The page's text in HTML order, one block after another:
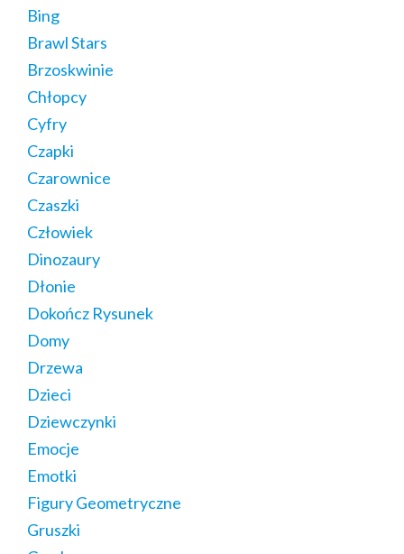
Bing
Brawl Stars
Brzoskwinie
Chłopcy
Cyfry
Czapki
Czarownice
Czaszki
Człowiek
Dinozaury
Dłonie
Dokończ Rysunek
Domy
Drzewa
Dzieci
Dziewczynki
Emocje
Emotki
Figury Geometryczne
Gruszki